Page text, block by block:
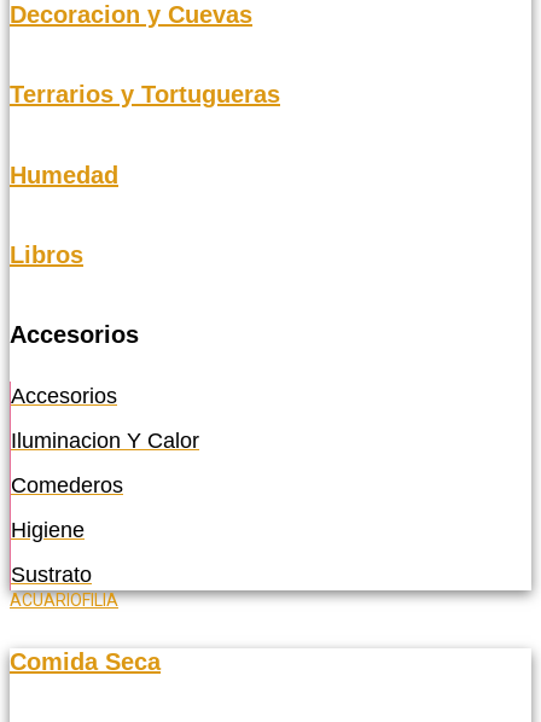
Decoracion y Cuevas
Terrarios y Tortugueras
Humedad
Libros
Accesorios
Accesorios
Iluminacion Y Calor
Comederos
Higiene
Sustrato
ACUARIOFILIA
Comida Seca